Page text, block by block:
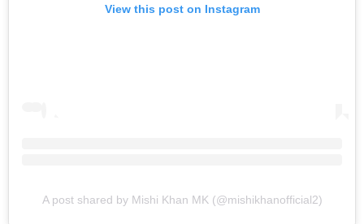
View this post on Instagram
A post shared by Mishi Khan MK (@mishikhanofficial2)